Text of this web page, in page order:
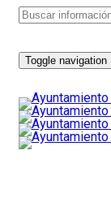
Toggle navigation